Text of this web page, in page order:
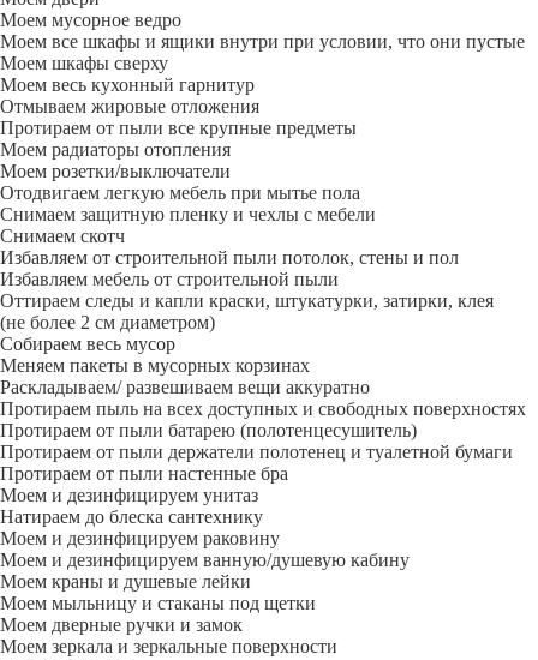
Моем мусорное ведро
Моем все шкафы и ящики внутри при условии, что они пустые
Моем шкафы сверху
Моем весь кухонный гарнитур
Отмываем жировые отложения
Протираем от пыли все крупные предметы
Моем радиаторы отопления
Моем розетки/выключатели
Отодвигаем легкую мебель при мытье пола
Снимаем защитную пленку и чехлы с мебели
Снимаем скотч
Избавляем от строительной пыли потолок, стены и пол
Избавляем мебель от строительной пыли
Оттираем следы и капли краски, штукатурки, затирки, клея
(не более 2 см диаметром)
Собираем весь мусор
Меняем пакеты в мусорных корзинах
Раскладываем/ развешиваем вещи аккуратно
Протираем пыль на всех доступных и свободных поверхностях
Протираем от пыли батарею (полотенцесушитель)
Протираем от пыли держатели полотенец и туалетной бумаги
Протираем от пыли настенные бра
Моем и дезинфицируем унитаз
Натираем до блеска сантехнику
Моем и дезинфицируем раковину
Моем и дезинфицируем ванную/душевую кабину
Моем краны и душевые лейки
Моем мыльницу и стаканы под щетки
Моем дверные ручки и замок
Моем зеркала и зеркальные поверхности